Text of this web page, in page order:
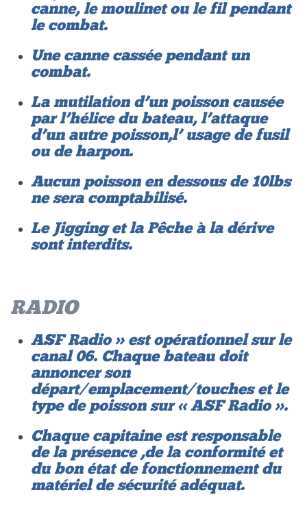
canne, le moulinet ou le fil pendant
le combat.
Une canne cassée pendant un
combat.
La mutilation d’un poisson causée
par l’hélice du bateau, l’attaque
d’un autre poisson,l’ usage de fusil
ou de harpon.
Aucun poisson en dessous de 10lbs
ne sera comptabilisé.
Le Jigging et la Pêche à la dérive
sont interdits.
RADIO
ASF Radio » est opérationnel sur le
canal 06. Chaque bateau doit
annoncer son
départ/emplacement/touches et le
type de poisson sur « ASF Radio ».
Chaque capitaine est responsable
de la présence ,de la conformité et
du bon état de fonctionnement du
matériel de sécurité adéquat.